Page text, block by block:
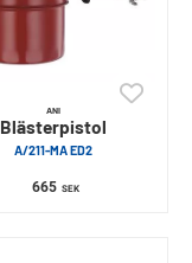
ANI
Blästerpistol
A/211-MA ED2
665 SEK